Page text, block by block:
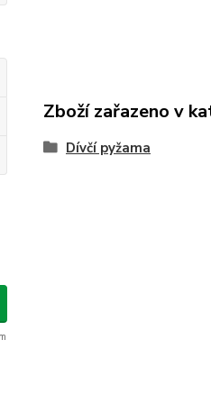
Zboží zařazeno v
Dívčí pyžama